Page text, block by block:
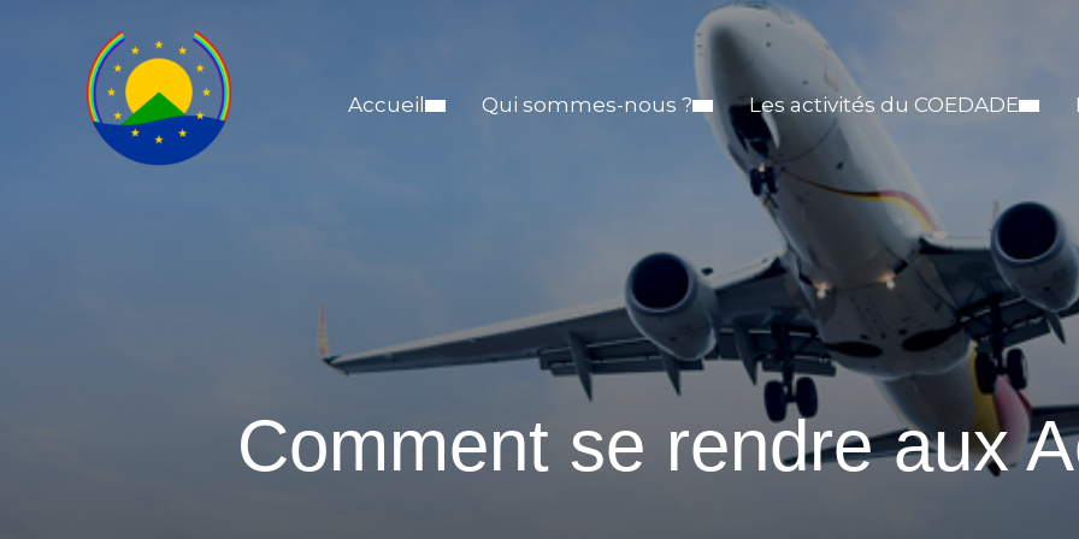
Accueil Qui sommes-nous ? Les activités du COEDADE
Comment se rendre aux